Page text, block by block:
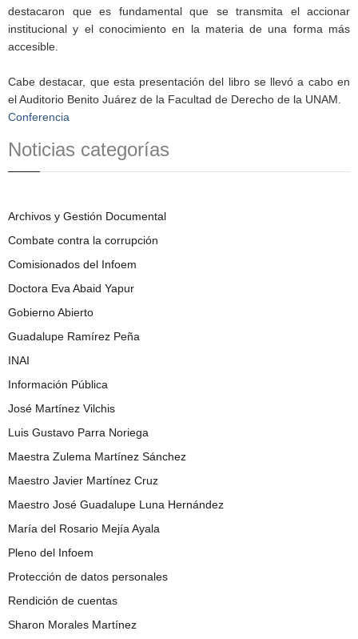
destacaron que es fundamental que se transmita el accionar
institucional y el conocimiento en la materia de una forma más
accesible.
Cabe destacar, que esta presentación del libro se llevó a cabo en
el Auditorio Benito Juárez de la Facultad de Derecho de la UNAM.
Conferencia
Noticias categorías
Archivos y Gestión Documental
Combate contra la corrupción
Comisionados del Infoem
Doctora Eva Abaid Yapur
Gobierno Abierto
Guadalupe Ramírez Peña
INAI
Información Pública
José Martínez Vilchis
Luis Gustavo Parra Noriega
Maestra Zulema Martínez Sánchez
Maestro Javier Martínez Cruz
Maestro José Guadalupe Luna Hernández
María del Rosario Mejía Ayala
Pleno del Infoem
Protección de datos personales
Rendición de cuentas
Sharon Morales Martínez